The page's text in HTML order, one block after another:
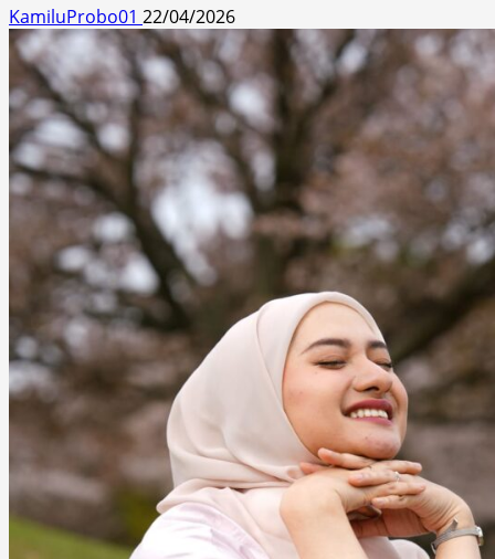
KamiluProbo01 22/04/2026